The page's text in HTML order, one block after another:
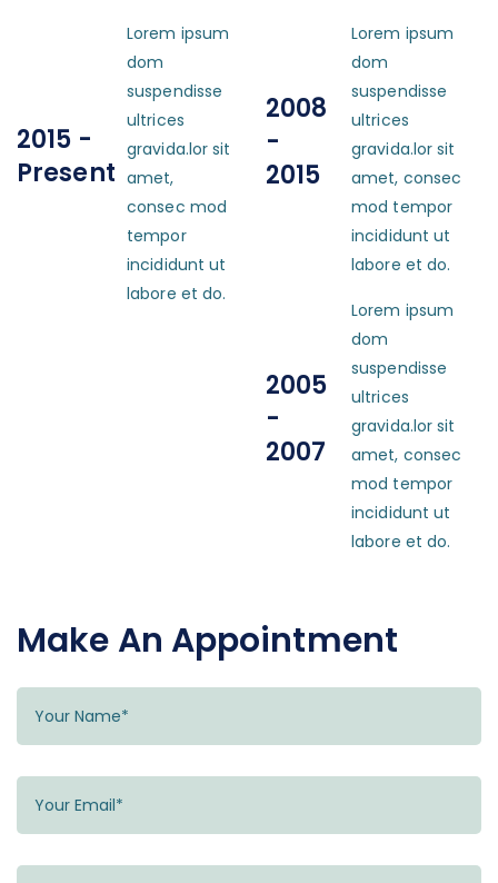
2015 -
Present
Lorem ipsum
dom
suspendisse
ultrices
gravida.lor sit
amet,
consec mod
tempor
incididunt ut
labore et do.
2008
-
2015
Lorem ipsum
dom
suspendisse
ultrices
gravida.lor sit
amet, consec
mod tempor
incididunt ut
labore et do.
2005
-
2007
Lorem ipsum
dom
suspendisse
ultrices
gravida.lor sit
amet, consec
mod tempor
incididunt ut
labore et do.
Make An Appointment